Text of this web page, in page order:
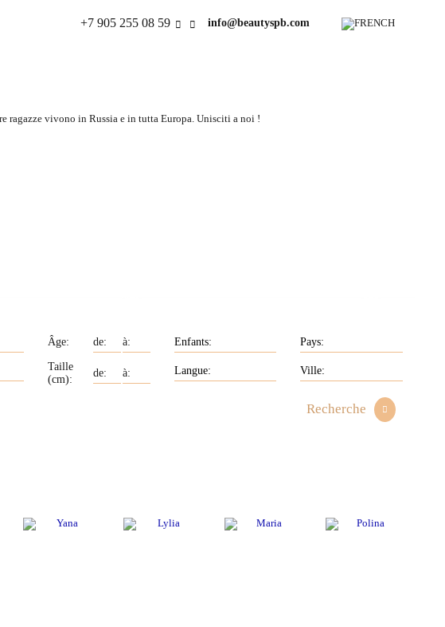
+7 905 255 08 59 info@beautyspb.com
ragazze vivono in Russia e in tutta Europa. Unisciti a noi !
Âge:
Taille
(cm):
Recherche